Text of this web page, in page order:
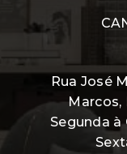
Rua José
Marcos,
Segunda à